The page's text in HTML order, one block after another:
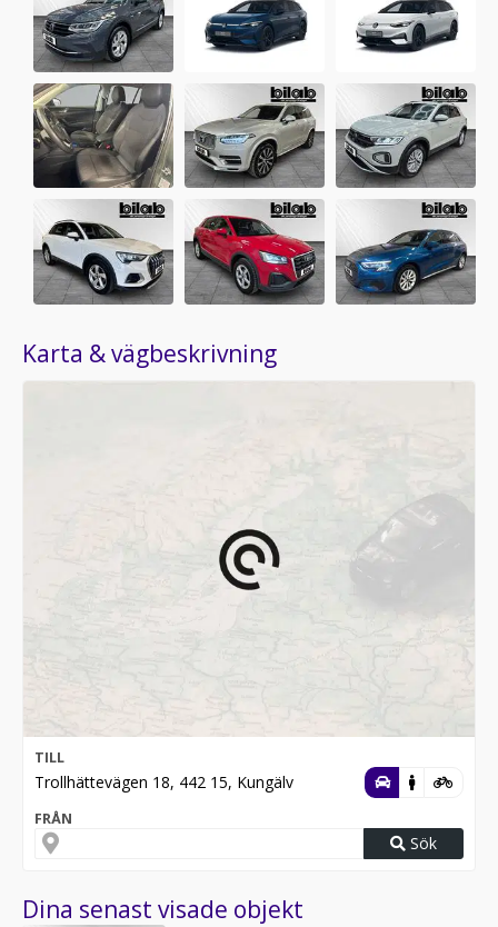
Karta & vägbeskrivning
TILL
Trollhättevägen 18, 442 15, Kungälv
FRÅN
Sök
Dina senast visade objekt